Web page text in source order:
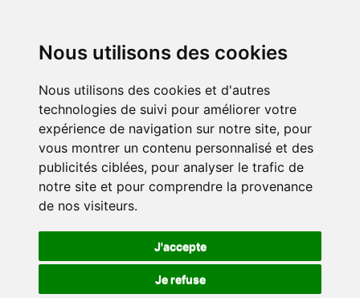
Nous utilisons des cookies
Nous utilisons des cookies et d'autres
technologies de suivi pour améliorer votre
expérience de navigation sur notre site, pour
vous montrer un contenu personnalisé et des
publicités ciblées, pour analyser le trafic de
notre site et pour comprendre la provenance
de nos visiteurs.
J'accepte
Je refuse